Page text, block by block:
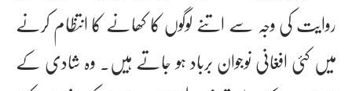
روایت کی وجہ سے اتنے لوگوں کا کھانے کا انتظام کرنے
میں کئی افغانی نوجوان برباد ہو جاتے ہیں۔ وہ شادی کے